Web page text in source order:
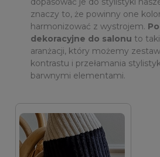
znaczy to, że powinny one
harmonizować z wystrojem.
dekoracyjne do salonu to
aranżacji, który możemy
kontrastu i przełamania
barwnymi elementami.